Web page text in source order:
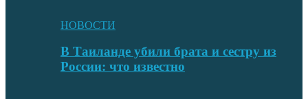
НОВОСТИ
В Таиланде убили брата и сестру из
России: что известно